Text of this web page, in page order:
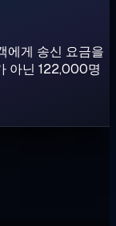
에게 송신 요금을
아닌 122,000명